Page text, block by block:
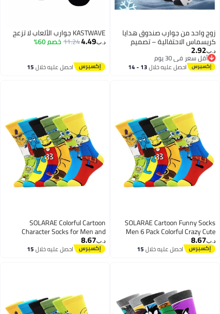
واحد من جوارب صندوق هدايا
الاحتفالية – تصميم
عيد الميلاد، طول منتصف
خامة مريحة وجيدة التهوية
2.92
أقل سعر في 30 يوم
أقل سعر في 30 يوماحصل عليه خلال 13 - 14
KASTWAVE جوارب الألعاب لا تزعج
4.49
11.24خصم 60%
احصل عليه خلال15
اغسطس
SOLARAE Cartoon Funny
Men 6 Pack Colorful Crazy
Character Patterned
Novelty Dress Crew Socks
8.67
احصل عليه خلال15
اغسطس
SOLARAE Colorful Cartoon
Character Socks for Men and
Women - 6 Pack of Fun, Crazy, and
Cute Patterned Cotton Dress Crew
8.67
احصل عليه خلال15
اغسطس